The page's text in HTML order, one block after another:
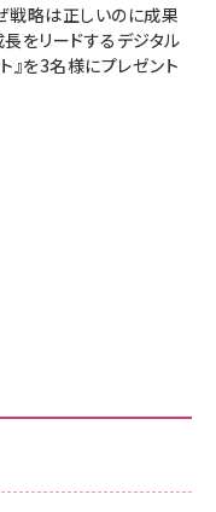
戦略は正しいのに成果
をリードするデジタル
』を3名様にプレゼント